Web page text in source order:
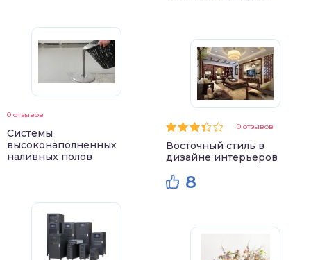
0 отзывов
Системы
высоконаполненных
наливных полов
0 отзывов
Восточный стиль в
дизайне интерьеров
8